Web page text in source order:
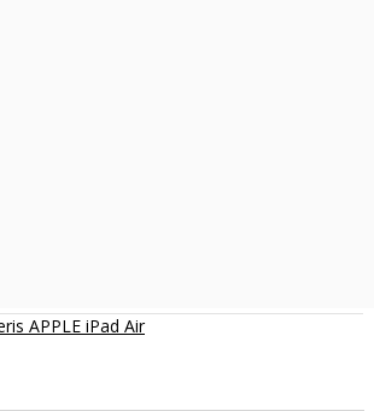
APPLE iPad Air